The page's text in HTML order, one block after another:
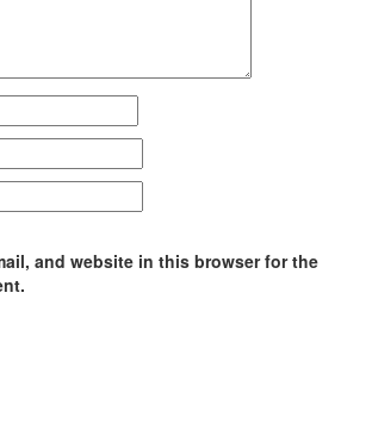
and website in this browser for the